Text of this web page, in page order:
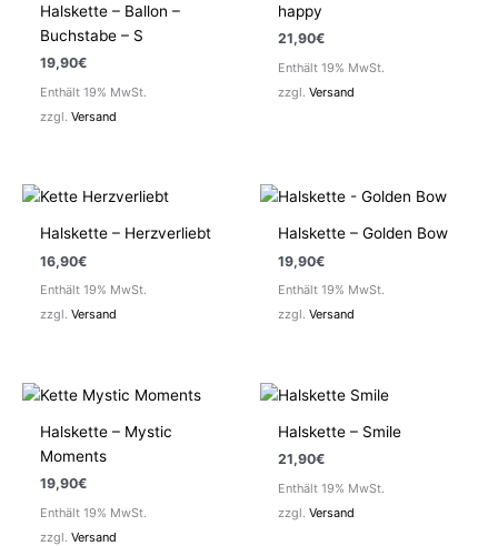
Halskette – Ballon –
Buchstabe – S
19,90€
Enthält 19% MwSt.
zzgl.Versand
happy
21,90€
Enthält 19% MwSt.
zzgl.Versand
Halskette – Herzverliebt
16,90€
Enthält 19% MwSt.
zzgl.Versand
Halskette – Golden Bow
19,90€
Enthält 19% MwSt.
zzgl.Versand
Halskette – Mystic
Moments
19,90€
Enthält 19% MwSt.
zzgl.Versand
Halskette – Smile
21,90€
Enthält 19% MwSt.
zzgl.Versand